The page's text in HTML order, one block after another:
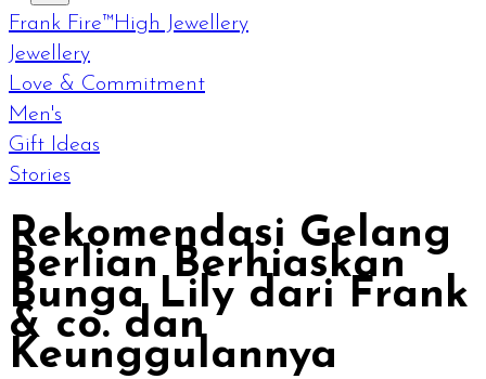
Frank Fire™High Jewellery
Jewellery
Love & Commitment
Men's
Gift Ideas
Stories
Rekomendasi Gelang
Berlian Berhiaskan
Bunga Lily dari Frank
& co. dan
Keunggulannya